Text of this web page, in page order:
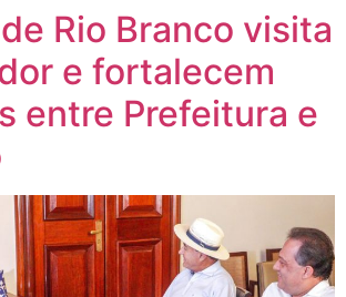
Rio Branco visita
e fortalecem
entre Prefeitura e